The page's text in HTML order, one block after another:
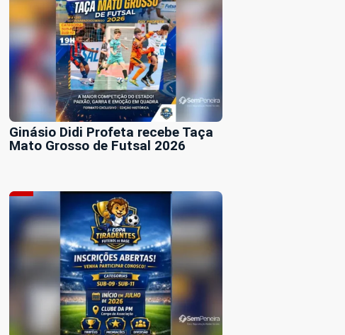
Ginásio Didi Profeta recebe Taça
Mato Grosso de Futsal 2026